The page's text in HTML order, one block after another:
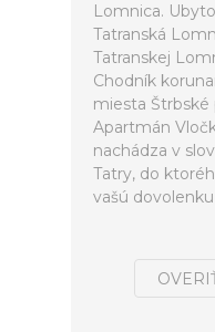
Lomnica.
Tatranská
Tatranskej
Chodník
miesta Štrbské
Apartmán
nachádza v
Tatry, do
vašú